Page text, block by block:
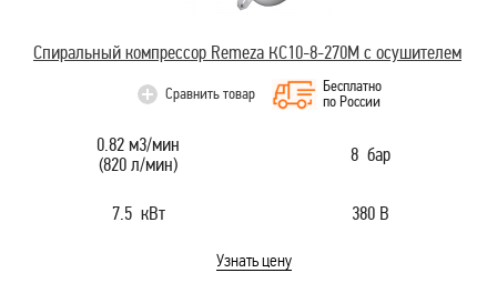
Спиральный компрессор Remeza КС10-8-270М с осушителем
Сравнить товар
Бесплатно
по России
0.82 м3/мин
(820 л/мин)
8 бар
7.5 кВт 380 В
Узнать цену